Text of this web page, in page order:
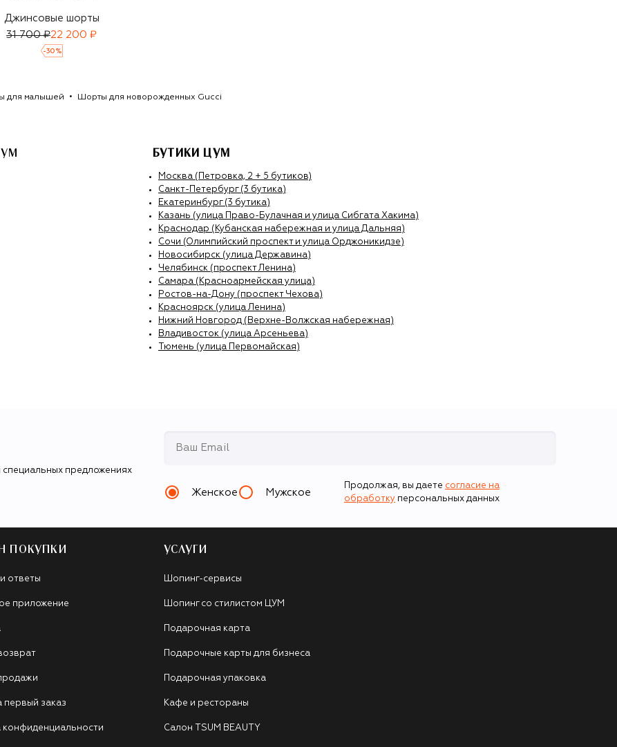
Джинсовые шорты
31 700 ₽22 200 ₽
-30 %
для малышей Шорты для новорожденных Gucci
БУТИКИ ЦУМ
Москва (Петровка, 2 + 5 бутиков)
Санкт-Петербург (3 бутика)
Екатеринбург (3 бутика)
Казань (улица Право-Булачная и улица Сибгата Хакима)
Краснодар (Кубанская набережная и улица Дальняя)
Сочи (Олимпийский проспект и улица Орджоникидзе)
Новосибирск (улица Державина)
Челябинск (проспект Ленина)
Самара (Красноармейская улица)
Ростов-на-Дону (проспект Чехова)
Красноярск (улица Ленина)
Нижний Новгород (Верхне-Волжская набережная)
Владивосток (улица Арсеньева)
Тюмень (улица Первомайская)
предложениях
Женское Мужское
Продолжая, вы даете согласие на
обработку персональных данных
ПОКУПКИ
ответы
приложение
первый заказ
конфиденциальности
УСЛУГИ
Шопинг-сервисы
Шопинг со стилистом ЦУМ
Подарочная карта
Подарочные карты для бизнеса
Подарочная упаковка
Кафе и рестораны
Салон TSUM BEAUTY